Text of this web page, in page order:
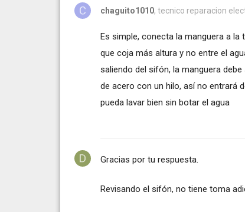
chaguito1010, tecnico reparacion
Es simple, conecta la manguera a
que coja más altura y no entre el
saliendo del sifón, la manguera
de acero con un hilo, así no entrará
pueda lavar bien sin botar el agua
Gracias por tu respuesta.
Revisando el sifón, no tiene toma